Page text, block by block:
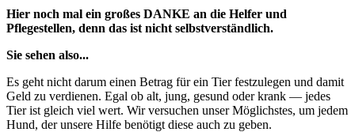
Hier noch mal ein großes DANKE an die Helfer und
Pflegestellen, denn das ist nicht selbstverständlich.
Sie sehen also...
Es geht nicht darum einen Betrag für ein Tier festzulegen und damit
Geld zu verdienen. Egal ob alt, jung, gesund oder krank — jedes
Tier ist gleich viel wert. Wir versuchen unser Möglichstes, um jedem
Hund, der unsere Hilfe benötigt diese auch zu geben.